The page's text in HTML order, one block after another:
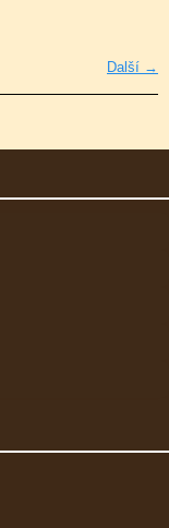
Další →